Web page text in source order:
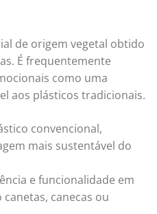
de origem vegetal obtido
É frequentemente
como uma
aos plásticos tradicionais.
convencional,
mais sustentável do
e funcionalidade em
canecas ou